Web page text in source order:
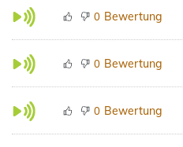
0 Bewertung
0 Bewertung
0 Bewertung